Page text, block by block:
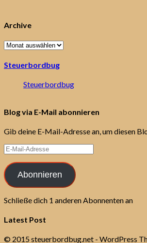
Archive
Archive
Steuerbordbug
Steuerbordbug
Blog via E-Mail abonnieren
Gib deine E-Mail-Adresse an, um diesen
E-
Mail-
Adresse
Abonnieren
Schließe dich 1 anderen Abonnenten an
Latest Post
© 2015 steuerbordbug.net - WordPress